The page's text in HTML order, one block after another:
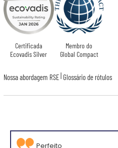
Certificada
Ecovadis Silver
Membro do
Global Compact
Nossa abordagem RSE| Glossário de rótulos
Perfeito